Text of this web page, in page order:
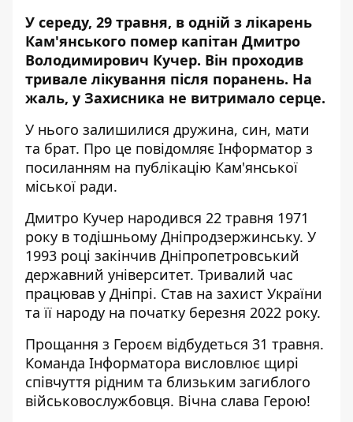
У середу, 29 травня, в одній з лікарень
Кам'янського помер капітан Дмитро
Володимирович Кучер. Він проходив
тривале лікування після поранень. На
жаль, у Захисника не витримало серце.
У нього залишилися дружина, син, мати
та брат. Про це повідомляє Інформатор з
посиланням на публікацію Кам'янської
міської ради.
Дмитро Кучер народився 22 травня 1971
року в тодішньому Дніпродзержинську. У
1993 році закінчив Дніпропетровський
державний університет. Тривалий час
працював у Дніпрі. Став на захист України
та її народу на початку березня 2022 року.
Прощання з Героєм відбудеться 31 травня.
Команда Інформатора висловлює щирі
співчуття рідним та близьким загиблого
військовослужбовця. Вічна слава Герою!